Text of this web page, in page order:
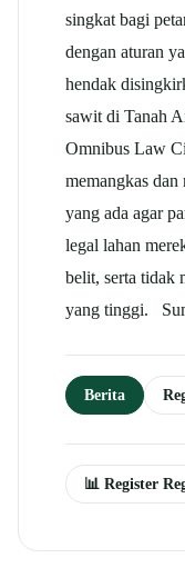
singkat bagi
dengan aturan
hendak
sawit di Tanah
Omnibus Law
memangkas dan
yang ada agar
legal lahan
belit, serta tidak
yang tinggi.
Berita
📊 Register